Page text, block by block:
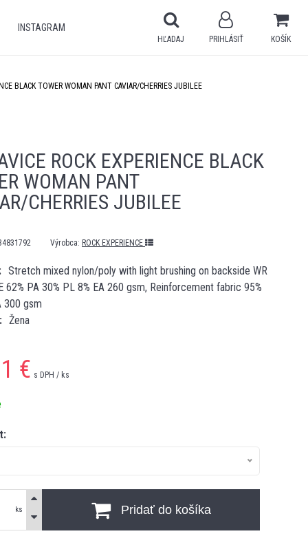
INSTAGRAM
KOŠÍK
PRIHLÁSIŤ
HĽADAJ
BLACK TOWER WOMAN PANT CAVIAR/CHERRIES JUBILEE
ROCK EXPERIENCE BLACK
WOMAN PANT
CHERRIES JUBILEE
Výrobca: ROCK EXPERIENCE
Stretch mixed nylon/poly with light brushing on backside WR
62% PA 30% PL 8% EA 260 gsm, Reinforcement fabric 95%
300 gsm
Žena
€ s DPH / ks
ks Pridať do košíka